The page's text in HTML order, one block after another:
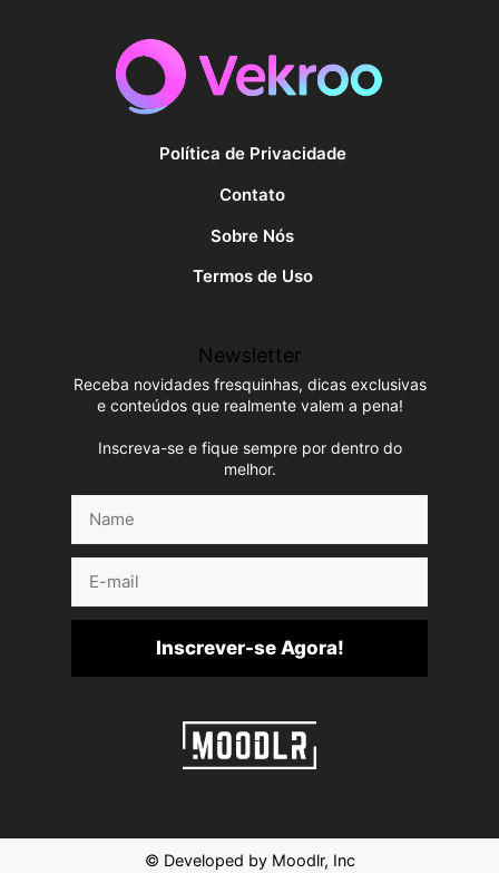
Política de Privacidade
Contato
Sobre Nós
Termos de Uso
Newsletter
Receba novidades fresquinhas, dicas exclusivas
e conteúdos que realmente valem a pena!
Inscreva-se e fique sempre por dentro do
melhor.
mail
Inscrever-se Agora!